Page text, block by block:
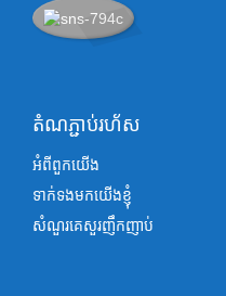
តំណភ្ជាប់រហ័ស
អំពីពួកយើង
ទាក់ទងមកយើងខ្ញុំ
សំណួរគេសួរញឹកញាប់